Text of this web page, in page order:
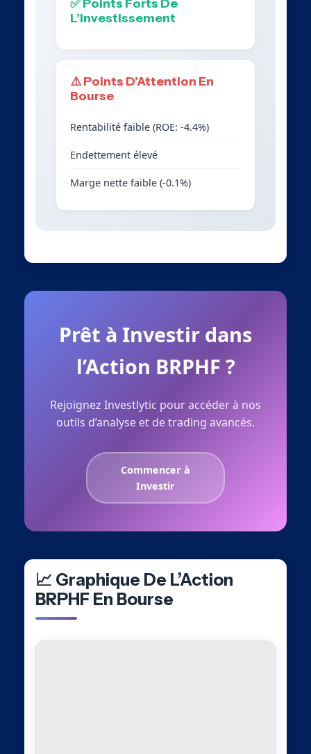
✅ Points Forts De
L’Investissement
⚠️ Points D’Attention En
Bourse
Rentabilité faible (ROE: -4.4%)
Endettement élevé
Marge nette faible (-0.1%)
Prêt à Investir dans
l’Action BRPHF ?
Rejoignez Investlytic pour accéder à nos
outils d’analyse et de trading avancés.
Commencer à
Investir
📈 Graphique De L’Action
BRPHF En Bourse